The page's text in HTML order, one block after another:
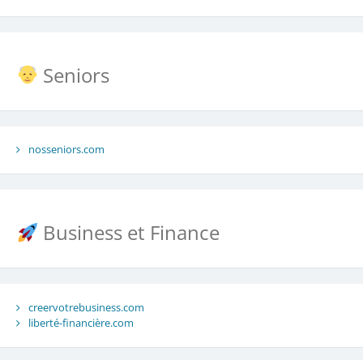
Seniors
nosseniors.com
Business et Finance
creervotrebusiness.com
liberté-financière.com